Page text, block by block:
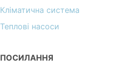
Кліматична система
Теплові насоси
ПОСИЛАННЯ